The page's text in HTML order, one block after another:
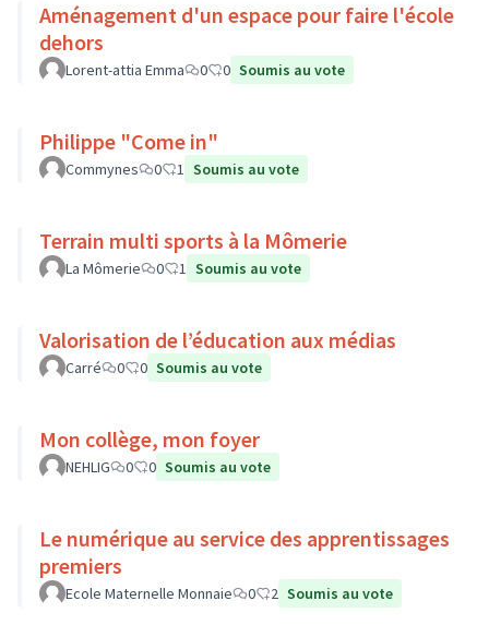
Aménagement d'un espace pour faire l'école
dehors
Lorent-attia Emma 0 0 Soumis au vote
Philippe "Come in"
Commynes 0 1 Soumis au vote
Terrain multi sports à la Mômerie
La Mômerie 0 1 Soumis au vote
Valorisation de l’éducation aux médias
Carré 0 0 Soumis au vote
Mon collège, mon foyer
NEHLIG 0 0 Soumis au vote
Le numérique au service des apprentissages
premiers
Ecole Maternelle Monnaie 0 2 Soumis au vote